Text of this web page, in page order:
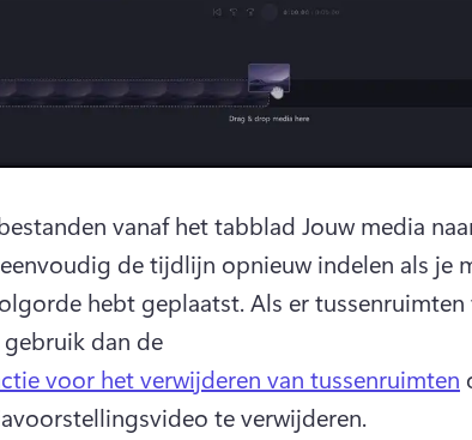
vanaf het tabblad Jouw media
de tijdlijn opnieuw indelen als je
hebt geplaatst. Als er tussenruimten
dan de
voor het verwijderen van tussenruimten
te verwijderen.